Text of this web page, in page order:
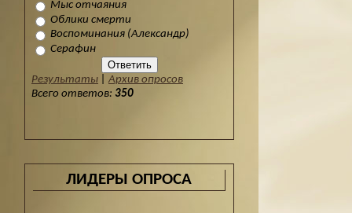
Мыс отчаяния
Облики смерти
Воспоминания (Александр)
Серафин
Результаты
Архив опросов
Всего ответов: 350
ЛИДЕРЫ ОПРОСА